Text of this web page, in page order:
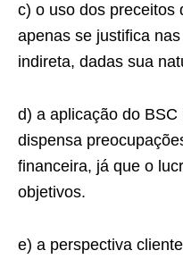
c) o uso dos preceitos
apenas se justifica
indireta, dadas sua
d) a aplicação do
dispensa
financeira, já que o
objetivos.
e) a perspectiva